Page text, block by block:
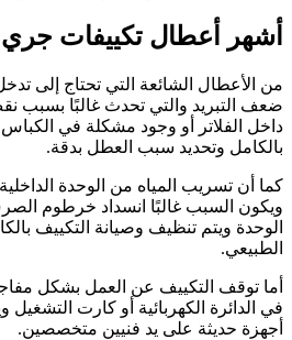
أشهر أعطال تكييفات جري
من الأعطال الشائعة التي تحتاج إلى
ضعف التبريد والتي تحدث غالبًا بسبب
داخل الفلاتر أو وجود مشكلة في
بالكامل وتحديد سبب العطل بدقة.
كما أن تسريب المياه من الوحدة
ويكون السبب غالبًا انسداد خرطوم
الوحدة ويتم تنظيف وصيانة التكييف
الطبيعي.
أما توقف التكييف عن العمل بشكل
في الدائرة الكهربائية أو كارت
أجهزة حديثة على يد فنيين متخصصين.